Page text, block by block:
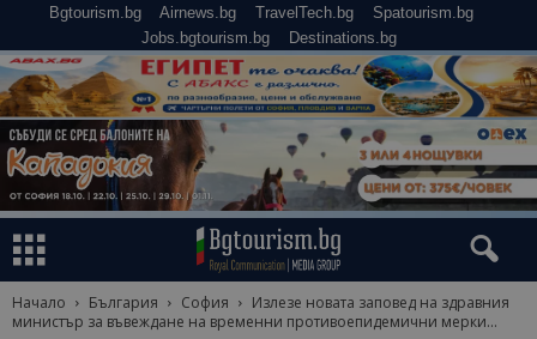
Bgtourism.bg Airnews.bg TravelTech.bg
Spatourism.bg
Jobs.bgtourism.bg
Destinations.bg
Начало България София
Излезе новата заповед на здравния
министър за въвеждане на временни противоепидемични мерки...